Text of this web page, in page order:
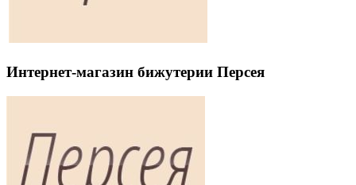
Интернет-магазин бижутерии Персея